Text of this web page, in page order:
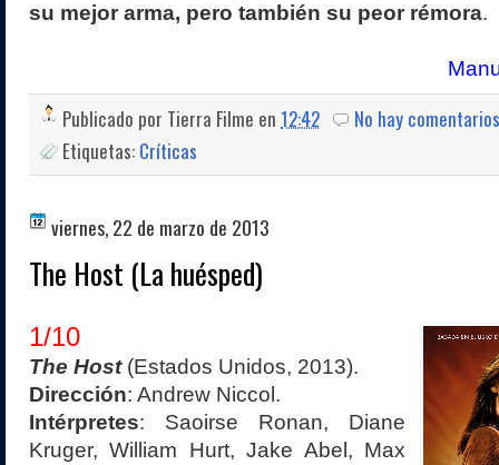
su mejor arma, pero también su peor rémora.
Publicado por Tierra Filme en 12:42
No hay
Etiquetas: Críticas
viernes, 22 de marzo de 2013
The Host (La huésped)
1/10
The Host(Estados Unidos, 2013).
Dirección: Andrew Niccol.
Intérpretes: Saoirse Ronan, Diane
Kruger, William Hurt, Jake Abel, Max